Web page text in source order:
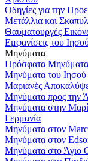
Οδηγίες για την
Μετάλλια και
Θαυματουργές
Εμφανίσεις του
Μηνύματα
Πρόσφατα Μηνύματα
Μηνύματα του
Μαριανές
Μηνύματα προς την
Μηνύματα στην
Γερμανία
Μηνύματα στον
Μηνύματα στον
Μηνύματα στο Άγιο